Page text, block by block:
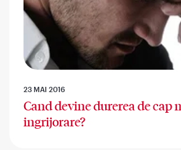
23 MAI 2016
Cand devine durerea de cap
ingrijorare?